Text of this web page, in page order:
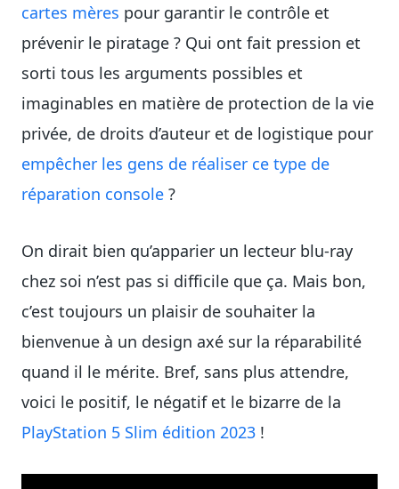
cartes mères pour garantir le contrôle et
prévenir le piratage ? Qui ont fait pression et
sorti tous les arguments possibles et
imaginables en matière de protection de la vie
privée, de droits d’auteur et de logistique pour
empêcher les gens de réaliser ce type de
réparation console ?
On dirait bien qu’apparier un lecteur blu-ray
chez soi n’est pas si difficile que ça. Mais bon,
c’est toujours un plaisir de souhaiter la
bienvenue à un design axé sur la réparabilité
quand il le mérite. Bref, sans plus attendre,
voici le positif, le négatif et le bizarre de la
PlayStation 5 Slim édition 2023 !